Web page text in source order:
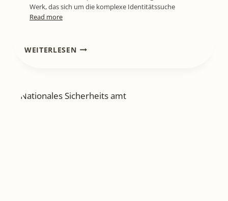
Werk, das sich um die komplexe Identitätssuche
Read more
WEITERLESENLITL636
WARUM